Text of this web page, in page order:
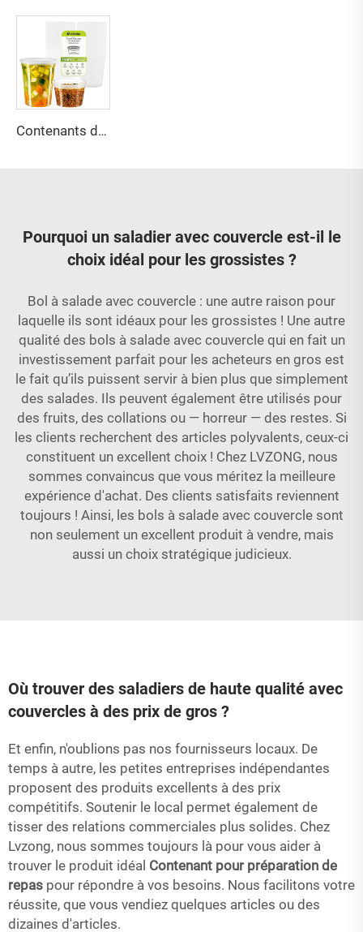
Contenants de charcuterie en PP transparent avec couvercles
Pourquoi un saladier avec couvercle est-il le
choix idéal pour les grossistes ?
Bol à salade avec couvercle : une autre raison pour
laquelle ils sont idéaux pour les grossistes ! Une autre
qualité des bols à salade avec couvercle qui en fait un
investissement parfait pour les acheteurs en gros est
le fait qu’ils puissent servir à bien plus que simplement
des salades. Ils peuvent également être utilisés pour
des fruits, des collations ou — horreur — des restes. Si
les clients recherchent des articles polyvalents, ceux-ci
constituent un excellent choix ! Chez LVZONG, nous
sommes convaincus que vous méritez la meilleure
expérience d'achat. Des clients satisfaits reviennent
toujours ! Ainsi, les bols à salade avec couvercle sont
non seulement un excellent produit à vendre, mais
aussi un choix stratégique judicieux.
Où trouver des saladiers de haute qualité avec
couvercles à des prix de gros ?
Et enfin, n'oublions pas nos fournisseurs locaux. De
temps à autre, les petites entreprises indépendantes
proposent des produits excellents à des prix
compétitifs. Soutenir le local permet également de
tisser des relations commerciales plus solides. Chez
Lvzong, nous sommes toujours là pour vous aider à
trouver le produit idéal Contenant pour préparation de
repas pour répondre à vos besoins. Nous facilitons votre
réussite, que vous vendiez quelques articles ou des
dizaines d'articles.